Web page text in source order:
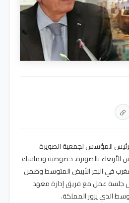
المؤسس لجمعية الصويرة
الأربعاء بالصويرة، خصوصية وتماسك
في البحر الأبيض المتوسط وضمن
جلسة عمل مع فريق إدارة معهد
الذي يزور المملكة.